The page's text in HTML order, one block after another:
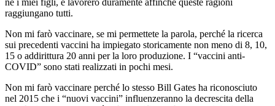
né i miei figli, e lavorerò duramente affinché queste ragioni
raggiungano tutti.
Non mi farò vaccinare, se mi permettete la parola, perché la ricerca
sui precedenti vaccini ha impiegato storicamente non meno di 8, 10,
15 o addirittura 20 anni per la loro produzione. I “vaccini anti-
COVID” sono stati realizzati in pochi mesi.
Non mi farò vaccinare perché lo stesso Bill Gates ha riconosciuto
nel 2015 che i “nuovi vaccini” influenzeranno la decrescita della